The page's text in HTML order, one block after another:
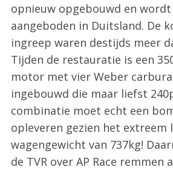
opnieuw opgebouwd en
aangeboden in Duitsland. De
ingreep waren destijds meer
Tijden de restauratie is een
motor met vier Weber
ingebouwd die maar liefst
combinatie moet echt een
opleveren gezien het extreem
wagengewicht van 737kg!
de TVR over AP Race remmen